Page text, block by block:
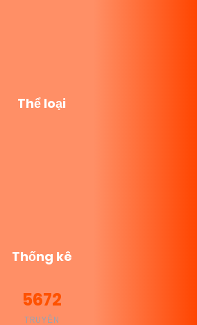
Thể loại
Thống kê
5672
TRUYỆN